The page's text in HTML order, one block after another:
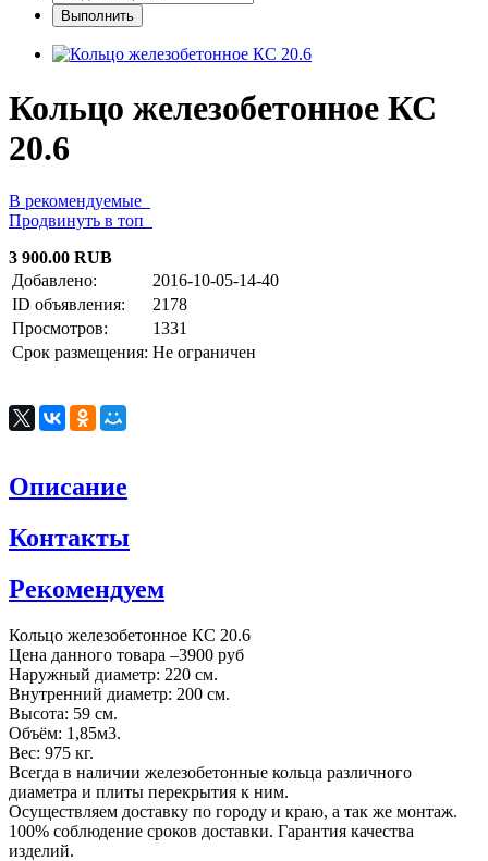
Кольцо железобетонное КС
20.6
В рекомендуемые
Продвинуть в топ
3 900.00 RUB
Добавлено:
2016-10-05-14-40
ID объявления:
2178
Просмотров:
1331
Срок размещения: Не ограничен
Описание
Контакты
Рекомендуем
Кольцо железобетонное КС 20.6
Цена данного товара –3900 руб
Наружный диаметр: 220 см.
Внутренний диаметр: 200 см.
Высота: 59 см.
Объём: 1,85м3.
Вес: 975 кг.
Всегда в наличии железобетонные кольца различного
диаметра и плиты перекрытия к ним.
Осуществляем доставку по городу и краю, а так же монтаж.
100% соблюдение сроков доставки. Гарантия качества
изделий.